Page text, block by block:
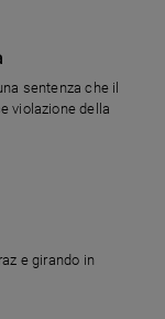
sentenza che il
violazione della
e girando in